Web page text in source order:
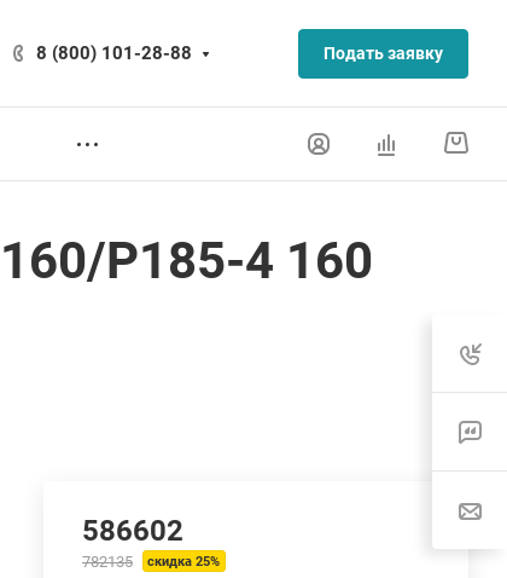
8 (800) 101-28-88 Подать заявку
P185-4 160
586602
782135 скидка 25%